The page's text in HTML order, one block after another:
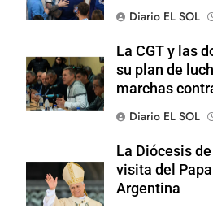
Diario EL SOL
La CGT y las
su plan de
marchas
Diario EL SOL
La Diócesis
visita del
Argentina